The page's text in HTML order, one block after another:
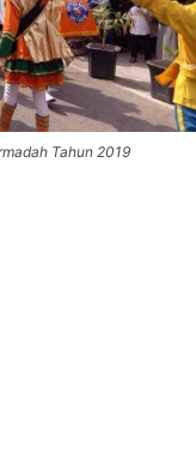
Tahun 2019